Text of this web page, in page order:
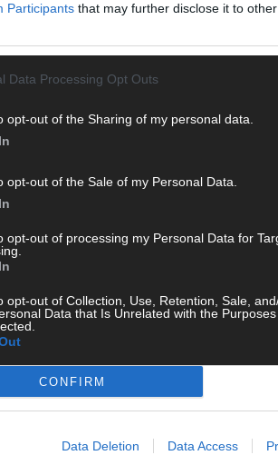
Participants that may further disclose it to
Data Processing Opt Outs
opt-out of the Sharing of my personal data.
opt-out of the Sale of my Personal Data.
opt-out of processing my Personal Data for
opt-out of Collection, Use, Retention, Sale,
Data that Is Unrelated with the
CONFIRM
Data Deletion Data Access
UP 22529 Artikel
und kuratieren unsere Redakteur alles, was
Nachrichten, coole Tipps, spannende
checken alles für euch, filtern das Wichtigste